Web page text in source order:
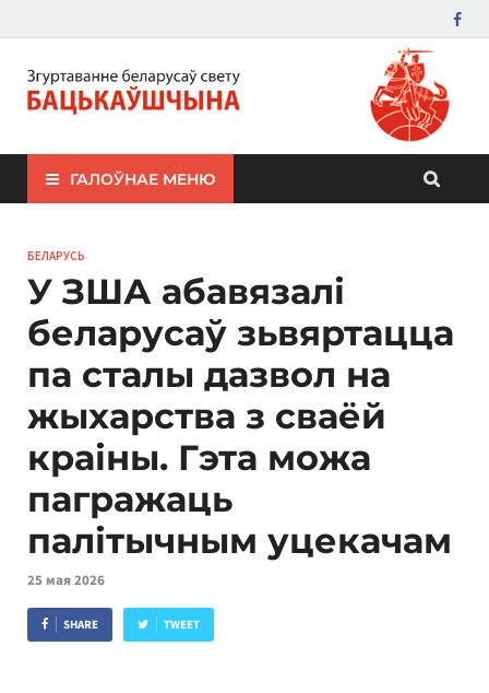
ЗБС "Бацькаўшчына"
ГАЛОЎНАЕ МЕНЮ
БЕЛАРУСЬ
У ЗША абавязалі
беларусаў зьвяртацца
па сталы дазвол на
жыхарства з сваёй
краіны. Гэта можа
пагражаць
палітычным уцекачам
25 мая 2026
SHARE TWEET